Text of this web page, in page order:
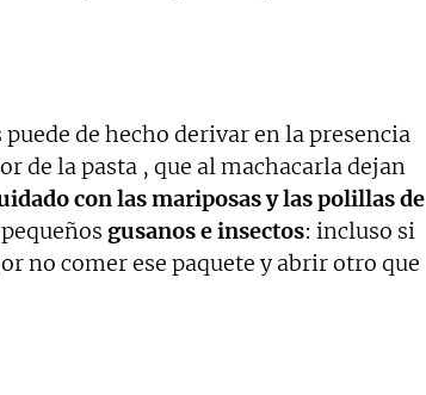
de hecho derivar en la presencia
de la pasta , que al machacarla dejan
con las mariposas y las polillas de
gusanos e insectos: incluso si
no comer ese paquete y abrir otro que